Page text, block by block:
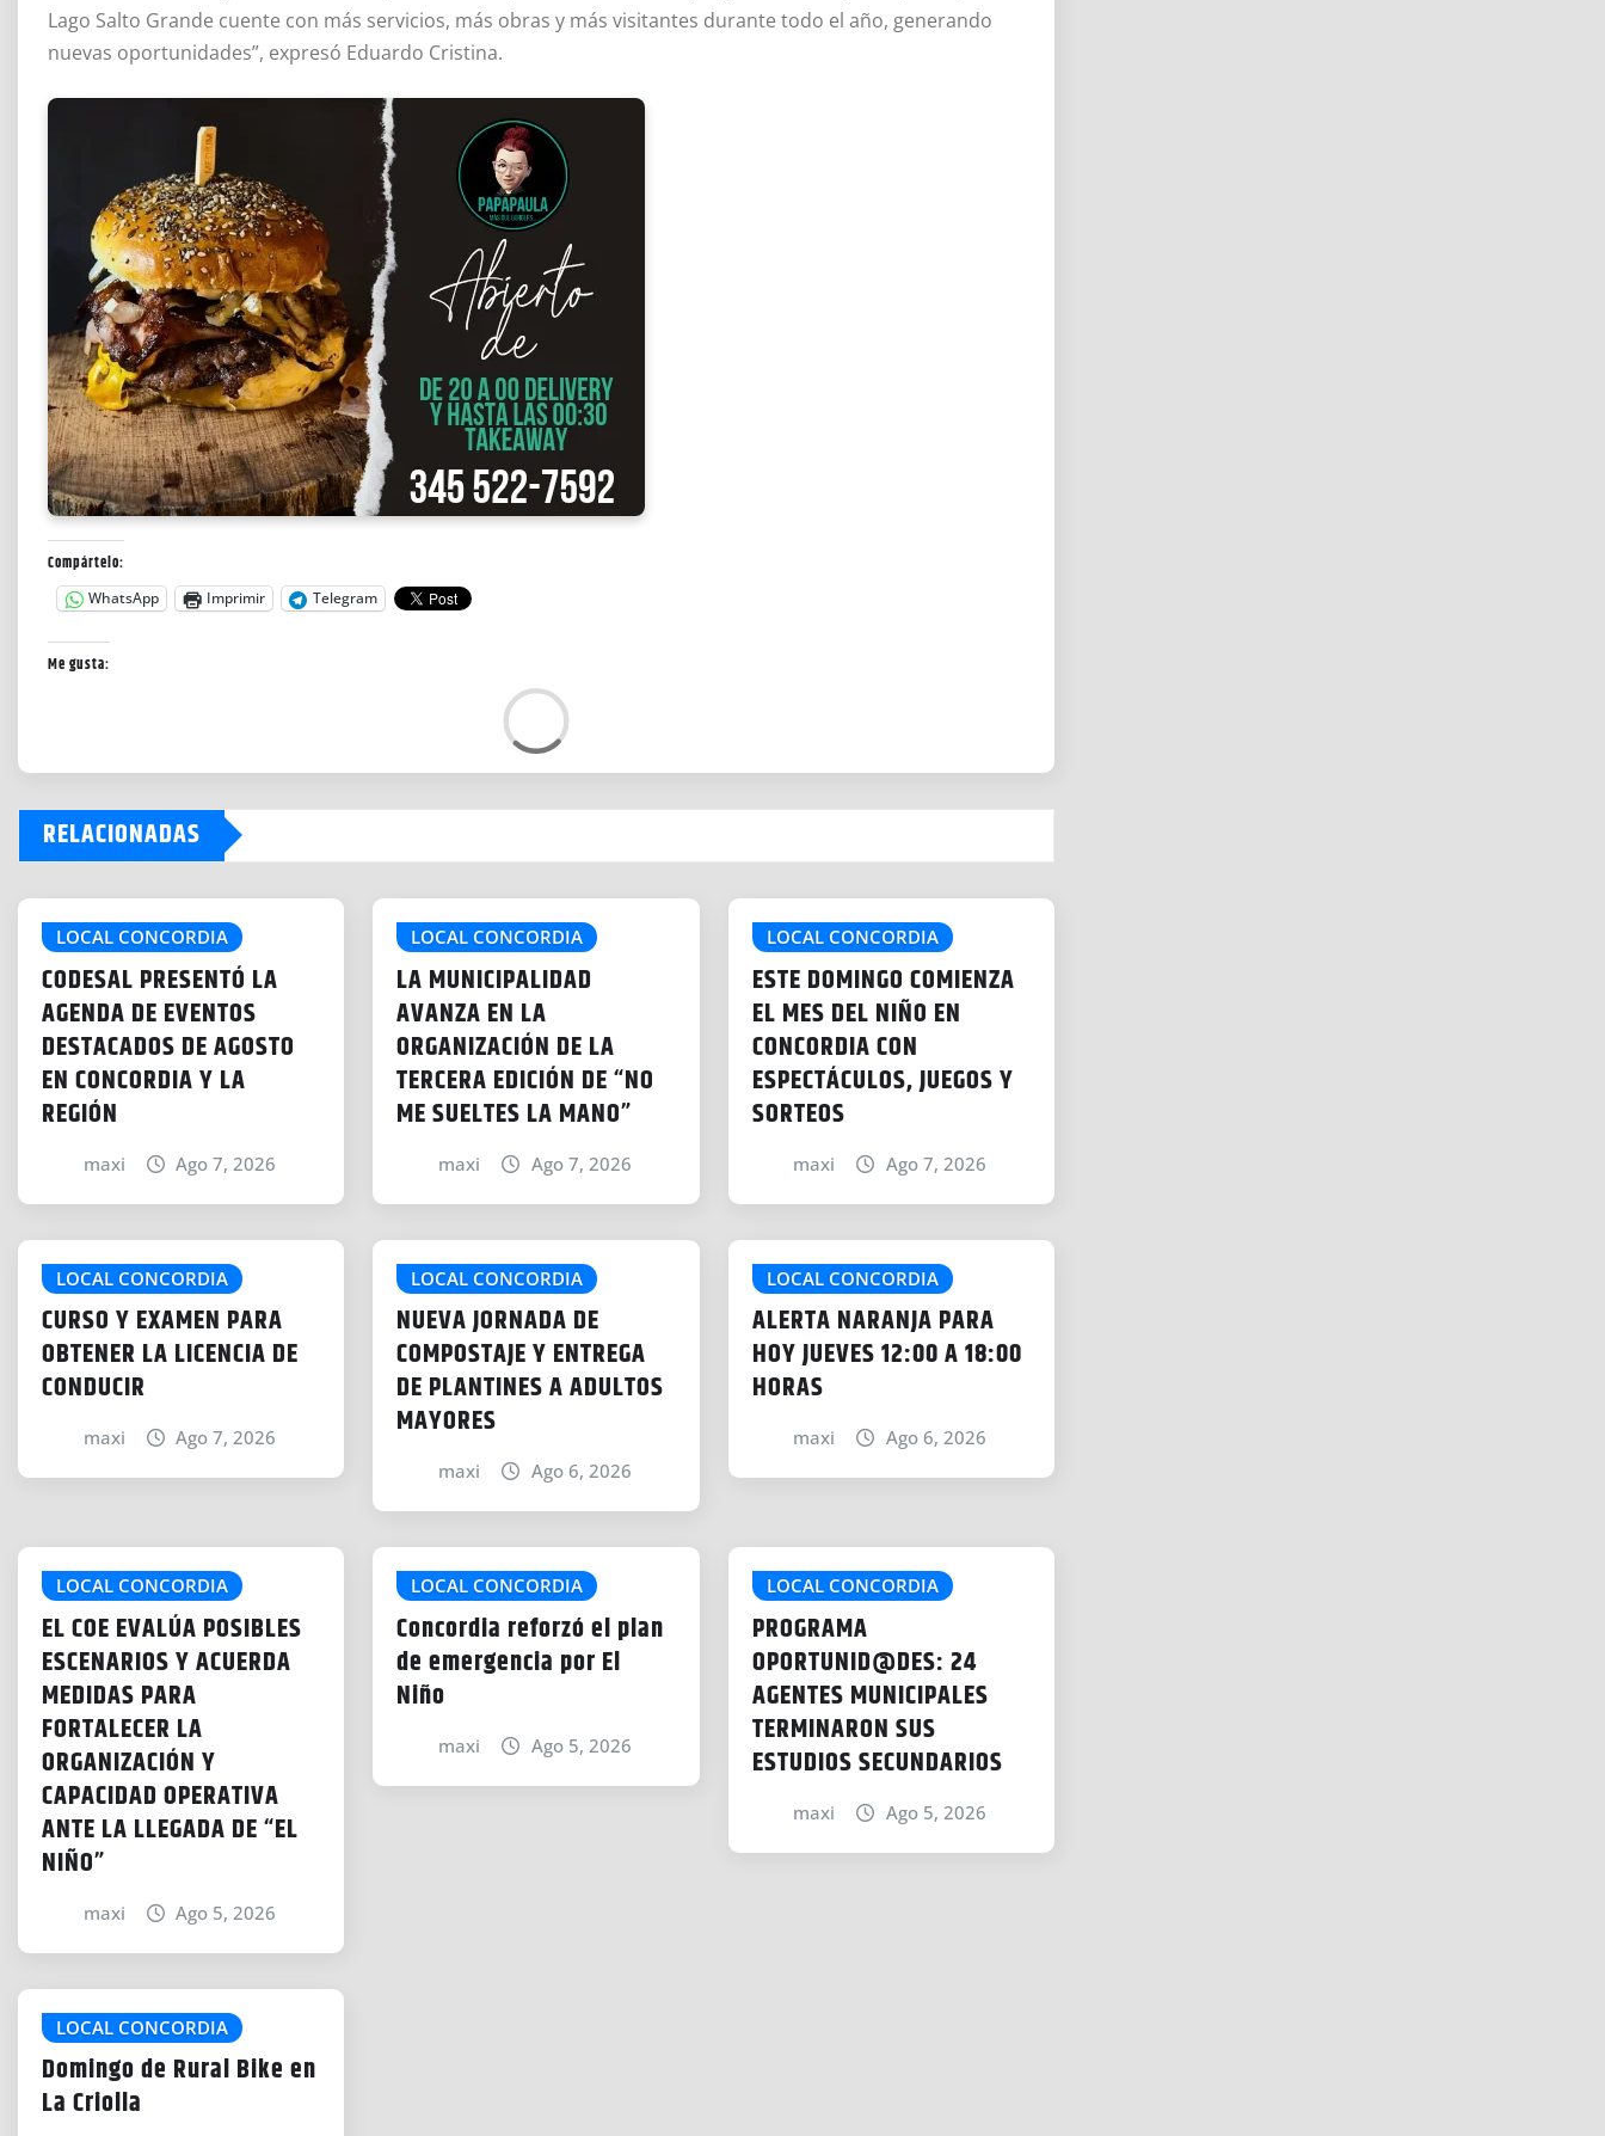
Lago Salto Grande cuente con más servicios, más obras y más visitantes durante todo el año, generando
nuevas oportunidades”, expresó Eduardo Cristina.
Compártelo:
WhatsApp Imprimir Telegram
Me gusta:
r
a
n
d
o
.
.
.
RELACIONADAS
LOCAL CONCORDIA
CODESAL PRESENTÓ LA
AGENDA DE EVENTOS
DESTACADOS DE AGOSTO
EN CONCORDIA Y LA
REGIÓN
maxi Ago 7, 2026
LOCAL CONCORDIA
LA MUNICIPALIDAD
AVANZA EN LA
ORGANIZACIÓN DE LA
TERCERA EDICIÓN DE “NO
ME SUELTES LA MANO”
maxi Ago 7, 2026
LOCAL CONCORDIA
ESTE DOMINGO COMIENZA
EL MES DEL NIÑO EN
CONCORDIA CON
ESPECTÁCULOS, JUEGOS Y
SORTEOS
maxi Ago 7, 2026
LOCAL CONCORDIA
CURSO Y EXAMEN PARA
OBTENER LA LICENCIA DE
CONDUCIR
maxi Ago 7, 2026
LOCAL CONCORDIA
NUEVA JORNADA DE
COMPOSTAJE Y ENTREGA
DE PLANTINES A ADULTOS
MAYORES
maxi Ago 6, 2026
LOCAL CONCORDIA
ALERTA NARANJA PARA
HOY JUEVES 12:00 A 18:00
HORAS
maxi Ago 6, 2026
LOCAL CONCORDIA
EL COE EVALÚA POSIBLES
ESCENARIOS Y ACUERDA
MEDIDAS PARA
FORTALECER LA
ORGANIZACIÓN Y
CAPACIDAD OPERATIVA
ANTE LA LLEGADA DE “EL
NIÑO”
maxi Ago 5, 2026
LOCAL CONCORDIA
Concordia reforzó el plan
de emergencia por El
Niño
maxi Ago 5, 2026
LOCAL CONCORDIA
PROGRAMA
OPORTUNID@DES: 24
AGENTES MUNICIPALES
TERMINARON SUS
ESTUDIOS SECUNDARIOS
maxi Ago 5, 2026
LOCAL CONCORDIA
Domingo de Rural Bike en
La Criolla